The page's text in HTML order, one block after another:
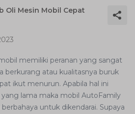
Oli Mesin Mobil Cepat
memiliki peranan yang sangat
berkurang atau kualitasnya buruk
ikut menurun. Apabila hal ini
lama maka mobil AutoFamily
untuk dikendarai. Supaya